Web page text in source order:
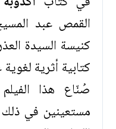
القمص عبد
كنيسة السيدة
كتابية أثرية
صُنّاع هذا
مستعينين في ذلك